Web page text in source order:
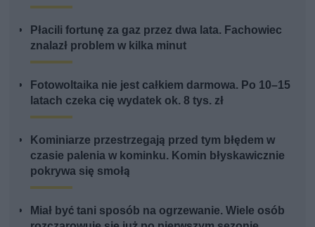
Płacili fortunę za gaz przez dwa lata. Fachowiec
znalazł problem w kilka minut
Fotowoltaika nie jest całkiem darmowa. Po 10–15
latach czeka cię wydatek ok. 8 tys. zł
Kominiarze przestrzegają przed tym błędem w
czasie palenia w kominku. Komin błyskawicznie
pokrywa się smołą
Miał być tani sposób na ogrzewanie. Wiele osób